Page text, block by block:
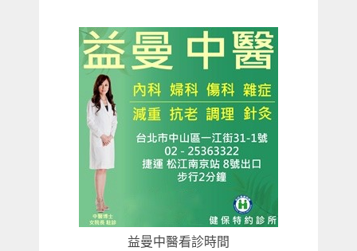
益曼中醫看診時間